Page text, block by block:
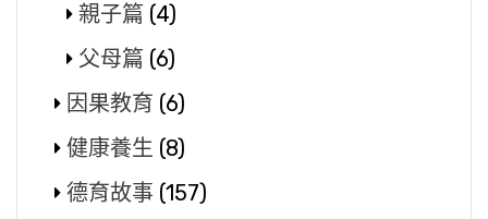
親子篇 (4)
父母篇 (6)
因果教育 (6)
健康養生 (8)
德育故事 (157)